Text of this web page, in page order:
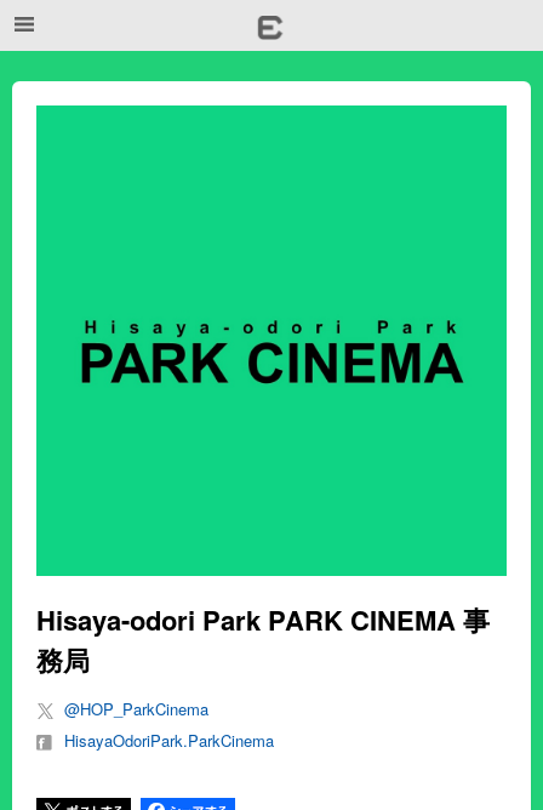
Hisaya-odori Park PARK CINEMA 事
務局
@HOP_ParkCinema
HisayaOdoriPark.ParkCinema